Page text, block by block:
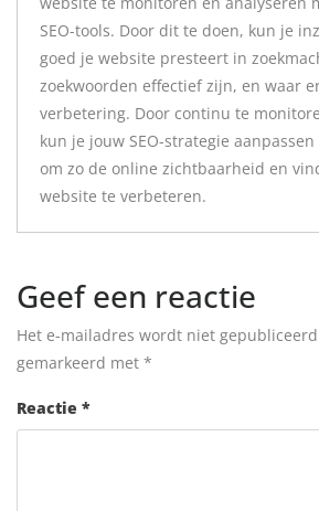
SEO-tools. Door dit te doen, kun je
goed je website presteert in
zoekwoorden effectief zijn, en waar
verbetering. Door continu te
kun je jouw SEO-strategie
om zo de online zichtbaarheid en
website te verbeteren.
Geef een reactie
Het e-mailadres wordt niet
gemarkeerd met *
Reactie *